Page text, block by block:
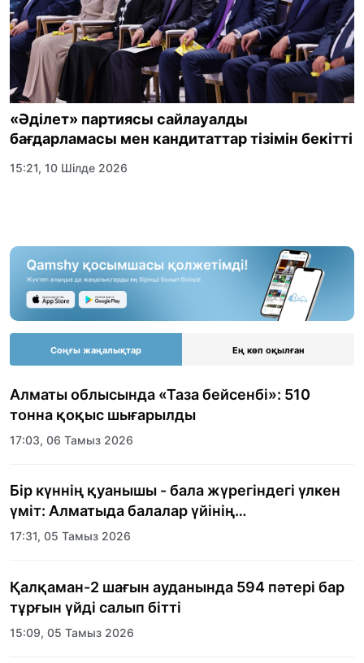
«Әділет» партиясы сайлауалды
бағдарламасы мен кандитаттар тізімін бекітті
15:21, 10 Шілде 2026
Соңғы жаңалықтар Ең көп оқылған
Алматы облысында «Таза бейсенбі»: 510
тонна қоқыс шығарылды
17:03, 06 Тамыз 2026
Бір күннің қуанышы - бала жүрегіндегі үлкен
үміт: Алматыда балалар үйінің
тәрбиеленушілеріне мерекелік күн
17:31, 05 Тамыз 2026
Қалқаман-2 шағын ауданында 594 пәтері бар
тұрғын үйді салып бітті
15:09, 05 Тамыз 2026